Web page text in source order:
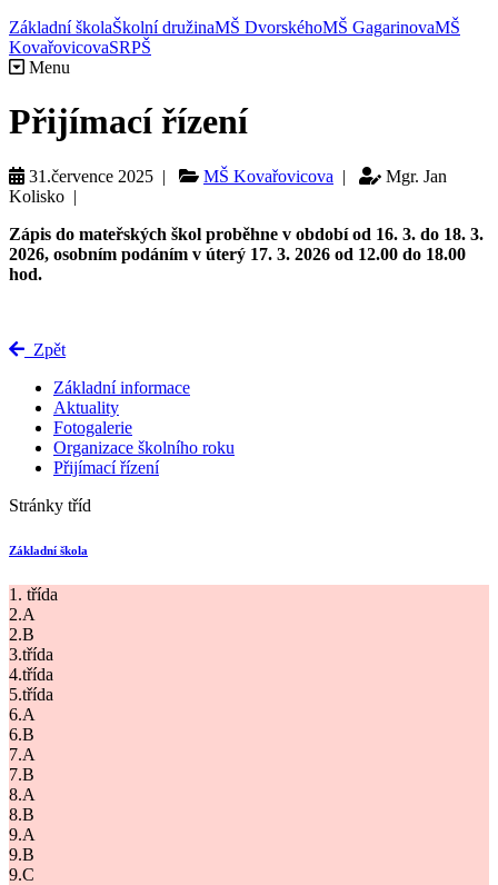
Základní školaŠkolní družinaMŠ DvorskéhoMŠ GagarinovaMŠ
KovařovicovaSRPŠ
Menu
Přijímací řízení
31.července 2025 | MŠ Kovařovicova |
Mgr. Jan
Kolisko |
Zápis do mateřských škol proběhne v období od 16. 3. do 18. 3.
2026, osobním podáním v úterý 17. 3. 2026 od 12.00 do 18.00
hod.
Zpět
Základní informace
Aktuality
Fotogalerie
Organizace školního roku
Přijímací řízení
Stránky tříd
Základní škola
1. třída
2.A
2.B
3.třída
4.třída
5.třída
6.A
6.B
7.A
7.B
8.A
8.B
9.A
9.B
9.C